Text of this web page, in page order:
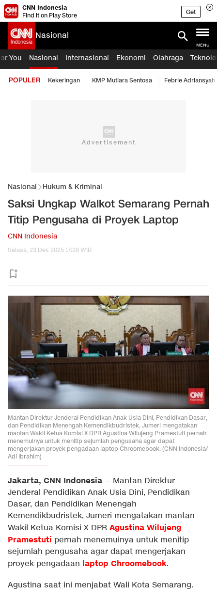
CNN Indonesia
Find it on Play Store
Get
Nasional
MENU
You Nasional Internasional Ekonomi Olahraga
POPULER Kekeringan KMP Mutiara Sentosa Febrie Adriansyah
Nasional Hukum & Kriminal
Saksi Ungkap Walkot Semarang Pernah
Titip Pengusaha di Proyek Laptop
CNN Indonesia
Selasa, 23 Des 2025 17:28 WIB
Mantan Direktur Jenderal Pendidikan Anak Usia Dini, Pendidikan Dasar,
dan Pendidikan Menengah Kemendikbudristek, Jumeri mengatakan
mantan Wakil Ketua Komisi X DPR Agustina Wilujeng Pramestuti pernah
menemuinya untuk menitip sejumlah pengusaha agar dapat
mengerjakan proyek pengadaan laptop Chroomebook. (CNN Indonesia/
Adi Ibrahim)
Jakarta, CNN Indonesia -- Mantan Direktur
Jenderal Pendidikan Anak Usia Dini, Pendidikan
Dasar, dan Pendidikan Menengah
Kemendikbudristek, Jumeri mengatakan mantan
Wakil Ketua Komisi X DPR Agustina Wilujeng
Pramestuti pernah menemuinya untuk menitip
sejumlah pengusaha agar dapat mengerjakan
proyek pengadaan laptop Chroomebook.
Agustina saat ini menjabat Wali Kota Semarang.